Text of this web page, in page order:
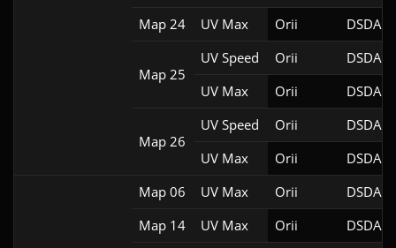
Map 24
UV Max Orii DSDA-
Map 25
UV Speed Orii
DSDA-
UV Max
Orii DSDA-
Map 26
UV Speed Orii
DSDA-
UV Max
Orii DSDA-
Map 06 UV Max Orii
DSDA-
Map 14
UV Max Orii
DSDA-